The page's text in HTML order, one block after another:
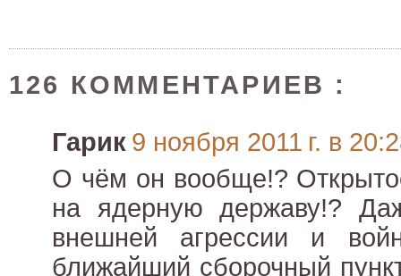
126 КОММЕНТАРИЕВ :
Гарик 9 ноября 2011 г. в
О чём он вообще!?
на ядерную державу!?
внешней агрессии и
ближайший сборочный